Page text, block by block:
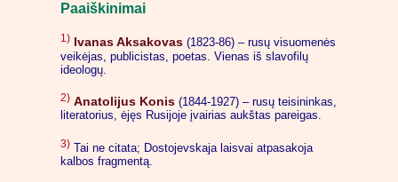
Paaiškinimai
1) Ivanas Aksakovas (1823-86) – rusų visuomenės
veikėjas, publicistas, poetas. Vienas iš slavofilų
ideologų.
2) Anatolijus Konis (1844-1927) – rusų teisininkas,
literatorius, ėjęs Rusijoje įvairias aukštas pareigas.
3) Tai ne citata; Dostojevskaja laisvai atpasakoja
kalbos fragmentą.